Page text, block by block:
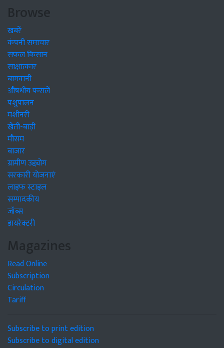
Browse
खबरें
कंपनी समाचार
सफल किसान
साक्षात्कार
बागवानी
औषधीय फसलें
पशुपालन
मशीनरी
खेती-बाड़ी
मौसम
बाजार
ग्रामीण उद्द्योग
सरकारी योजनाएं
लाइफ स्टाइल
सम्पादकीय
जॉब्स
डायरेक्टरी
Magazines
Read Online
Subscription
Circulation
Tariff
Subscribe to print edition
Subscribe to digital edition